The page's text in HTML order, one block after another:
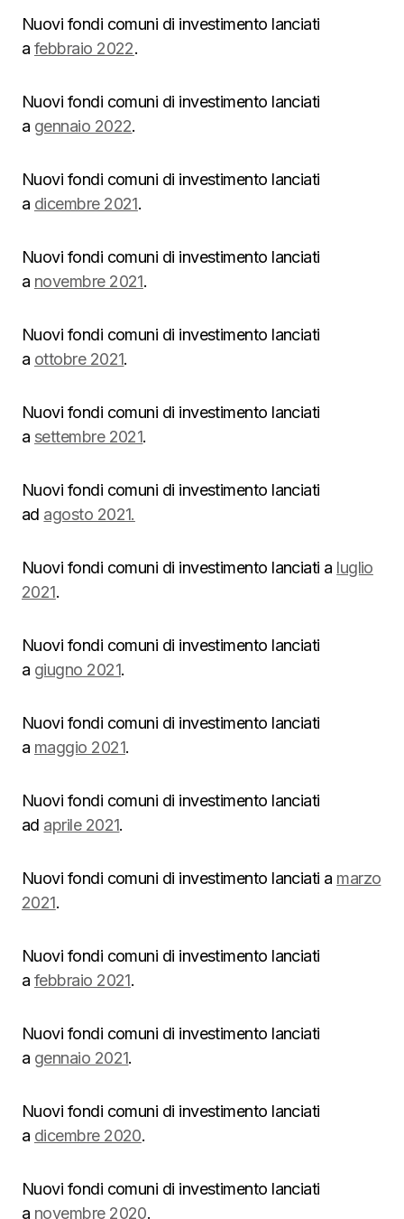
Nuovi fondi comuni di investimento lanciati
a febbraio 2022.
Nuovi fondi comuni di investimento lanciati
a gennaio 2022.
Nuovi fondi comuni di investimento lanciati
a dicembre 2021.
Nuovi fondi comuni di investimento lanciati
a novembre 2021.
Nuovi fondi comuni di investimento lanciati
a ottobre 2021.
Nuovi fondi comuni di investimento lanciati
a settembre 2021.
Nuovi fondi comuni di investimento lanciati
ad agosto 2021.
Nuovi fondi comuni di investimento lanciati a luglio
2021.
Nuovi fondi comuni di investimento lanciati
a giugno 2021.
Nuovi fondi comuni di investimento lanciati
a maggio 2021.
Nuovi fondi comuni di investimento lanciati
ad aprile 2021.
Nuovi fondi comuni di investimento lanciati a marzo
2021.
Nuovi fondi comuni di investimento lanciati
a febbraio 2021.
Nuovi fondi comuni di investimento lanciati
a gennaio 2021.
Nuovi fondi comuni di investimento lanciati
a dicembre 2020.
Nuovi fondi comuni di investimento lanciati
a novembre 2020.